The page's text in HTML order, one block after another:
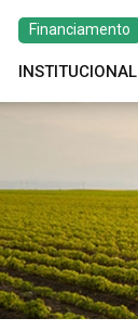
Financiamento
INSTITUCIONAL